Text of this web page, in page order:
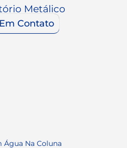
Metálico
Contato
Água Na Coluna